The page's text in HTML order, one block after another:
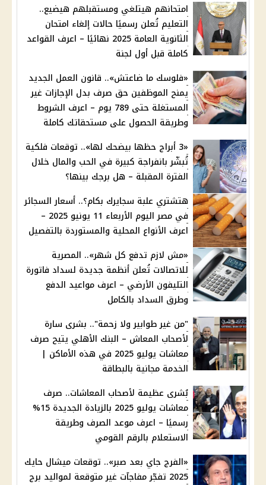
امتحانهم هيتلغي ومستقبلهم هيضيع..
التعليم تُعلن رسميًا حالات إلغاء امتحان
الثانوية العامة 2025 نهائيًا – اعرف القواعد
كاملة قبل أول لجنة
«فلوسك ما ضاعتش».. قانون العمل الجديد
يمنح الموظفين حق صرف بدل الإجازات غير
المستغلة حتى 789 يوم – اعرف الشروط
وطريقة الحصول على مستحقاتك كاملة
«3 أبراج حظها بيضحك لها».. توقعات فلكية
تُبشّر بانفراجة كبيرة في الحب والمال خلال
الفترة المقبلة – هل برجك بينها؟
هتشتري علبة سجايرك بكام؟.. أسعار السجائر
في مصر اليوم الأربعاء 11 يونيو 2025 –
اعرف الأنواع المحلية والمستوردة بالتفصيل
«مش لازم تدفع كل شهر».. المصرية
للاتصالات تُعلن أنظمة جديدة لسداد فاتورة
التليفون الأرضي – اعرف مواعيد الدفع
وطرق السداد بالكامل
"من غير طوابير ولا زحمة".. بشرى سارة
لأصحاب المعاش – البنك الأهلي يتيح صرف
معاشات يوليو 2025 في هذه الأماكن |
الخدمة مجانية بالبطاقة
بُشرى عظيمة لأصحاب المعاشات.. صرف
معاشات يوليو 2025 بالزيادة الجديدة 15%
رسميًا – اعرف موعد الصرف وطريقة
الاستعلام بالرقم القومي
«الفرج جاي بعد صبر».. توقعات ميشال حايك
2025 تفجّر مفاجآت غير متوقعة لمواليد برج